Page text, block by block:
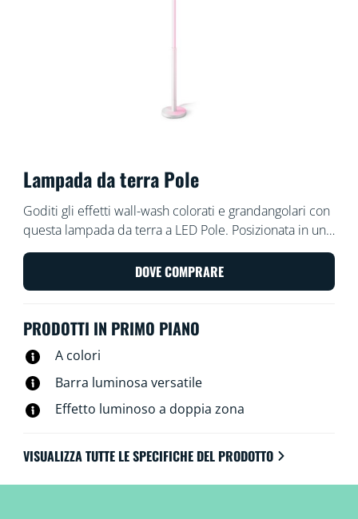
Lampada da terra Pole
Goditi gli effetti wall-wash colorati e grandangolari con
questa lampada da terra a LED Pole. Posizionata in un
angolo, crea l'atmosfera grazie all'illuminazione a
doppia zona che produce una luce soft e sfumata. Con
il piede rimosso e posizionata orizzontalmente sotto il
famiglia.
DOVE COMPRARE
PRODOTTI IN PRIMO PIANO
A colori
Barra luminosa versatile
Effetto luminoso a doppia zona
VISUALIZZA TUTTE LE SPECIFICHE DEL PRODOTTO